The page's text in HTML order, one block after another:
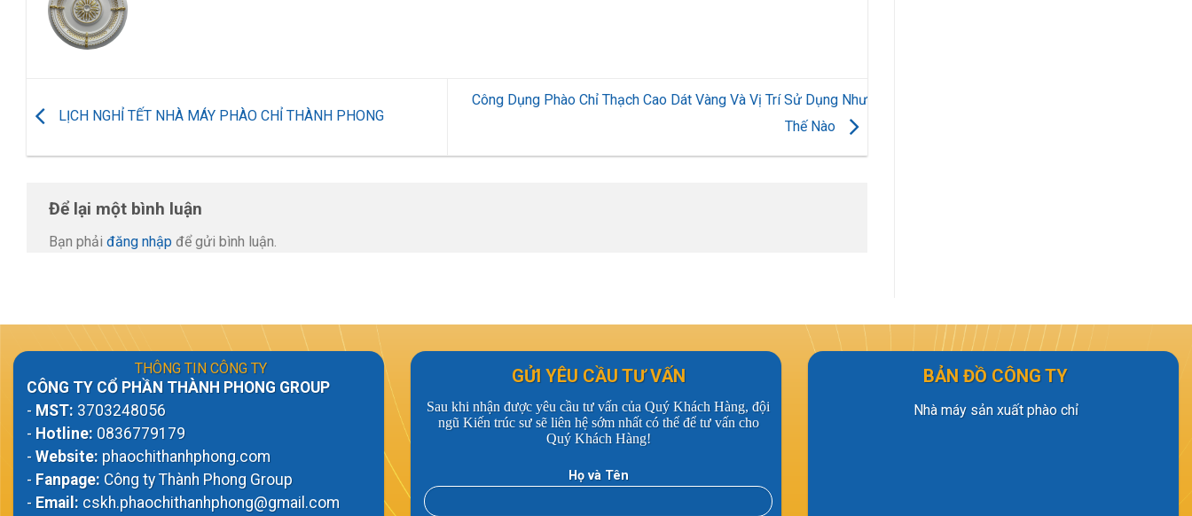
LỊCH NGHỈ TẾT NHÀ MÁY PHÀO CHỈ THÀNH PHONG
Công Dụng Phào Chỉ Thạch Cao Dát Vàng Và Vị Trí Sử Dụng Như
Thế Nào
Để lại một bình luận
Bạn phải đăng nhập để gửi bình luận.
THÔNG TIN CÔNG TY
CÔNG TY CỔ PHẦN THÀNH PHONG GROUP
- MST: 3703248056
- Hotline: 0836779179
- Website: phaochithanhphong.com
- Fanpage: Công ty Thành Phong Group
- Email: cskh.phaochithanhphong@gmail.com
GỬI YÊU CẦU TƯ VẤN
Sau khi nhận được yêu cầu tư vấn của Quý Khách Hàng, đội
ngũ Kiến trúc sư sẽ liên hệ sớm nhất có thể để tư vấn cho
Quý Khách Hàng!
Họ và Tên
BẢN ĐỒ CÔNG TY
Nhà máy sản xuất phào chỉ